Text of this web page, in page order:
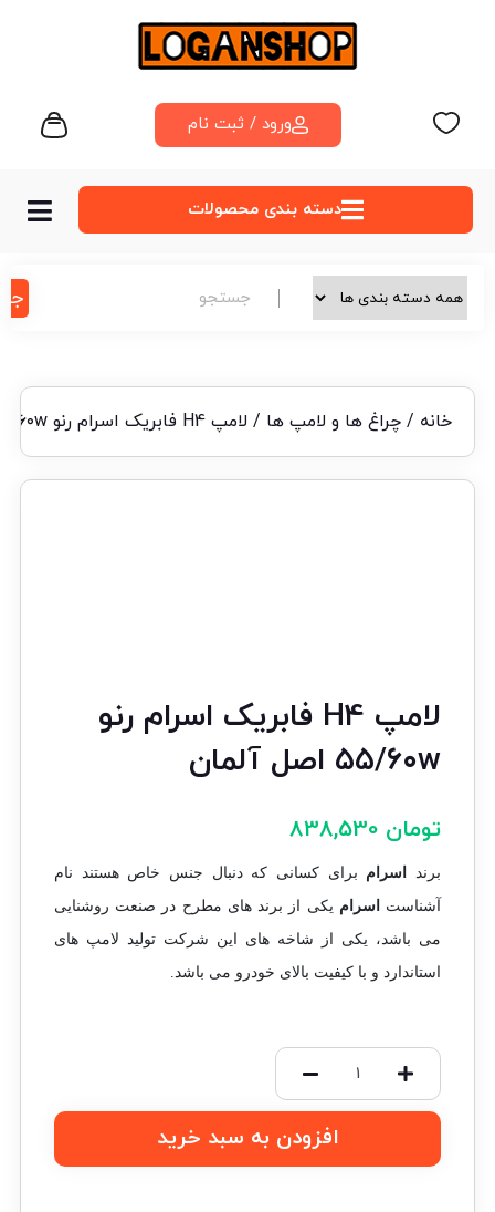
ورود / ثبت نام
دسته‌ بندی محصولات
خانه / چراغ ها و لامپ ها / لامپ H4 فابریک اسرام رنو ۵۵/۶۰w اصل آلمان
لامپ H4 فابریک اسرام رنو
۵۵/۶۰w اصل آلمان
تومان
برنداسرام برای کسانی که دنبال جنس خاص هستند نام
آشناست
اسرام یکی از برند های مطرح در صنعت روشنایی
می باشد، یکی از شاخه های این شرکت تولید لامپ های
استاندارد و با کیفیت بالای خودرو می باشد.
افزودن به سبد خرید